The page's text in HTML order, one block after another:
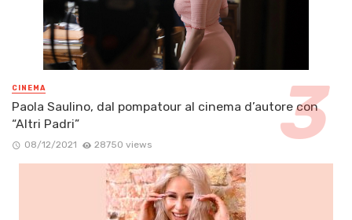
CINEMA
Paola Saulino, dal pompatour al cinema d’autore con
“Altri Padri”
08/12/2021 28750 views